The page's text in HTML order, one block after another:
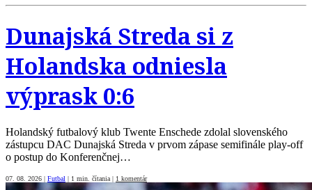
Dunajská Streda si z
Holandska odniesla
výprask 0:6
Holandský futbalový klub Twente Enschede zdolal slovenského
zástupcu DAC Dunajská Streda v prvom zápase semifinále play-off
o postup do Konferenčnej…
07. 08. 2026 | Futbal | 1 min. čítania | 1 komentár